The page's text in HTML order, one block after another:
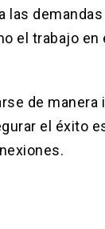
demandas
el trabajo en
de manera
el éxito